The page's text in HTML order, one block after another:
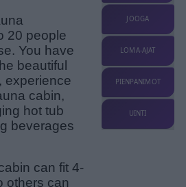
20 people
You have
beautiful
experience
cabin,
hot tub
beverages
can fit 4-
others can
JOOGA
LOMA-AJAT
PIENPANIMOT
UINTI